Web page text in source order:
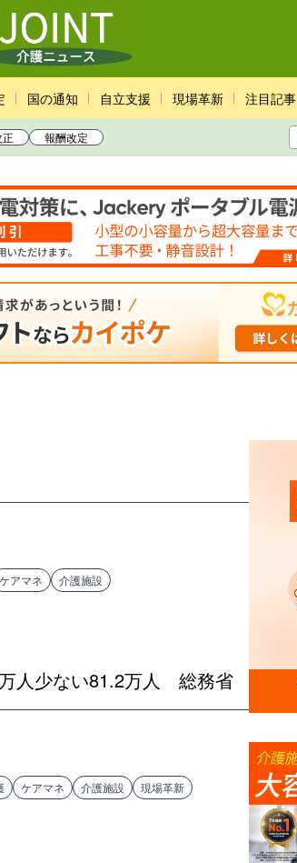
国の通知 自立支援 現場革新 注目記事
報酬改定
ケアマネ 介護施設
人少ない81.2万人 総務省
ケアマネ 介護施設 現場革新